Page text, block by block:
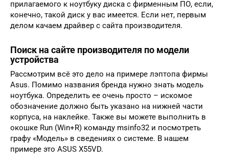
прилагаемого к ноутбуку диска с фирменным ПО, если,
конечно, такой диск у вас имеется. Если нет, первым
делом качаем драйвер с сайта производителя.
Поиск на сайте производителя по модели
устройства
Рассмотрим всё это дело на примере лэптопа фирмы
Asus. Помимо названия бренда нужно знать модель
ноутбука. Определить ее очень просто – искомое
обозначение должно быть указано на нижней части
корпуса, на наклейке. Также вы можете выполнить в
окошке Run (Win+R) команду msinfo32 и посмотреть
графу «Модель» в сведениях о системе. В нашем
примере это ASUS X55VD.